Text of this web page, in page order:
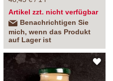
Artikel zzt. nicht verfügbar
Benachrichtigen Sie
mich, wenn das Produkt
auf Lager ist